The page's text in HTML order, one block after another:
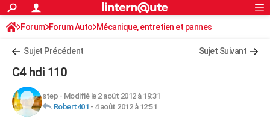
ACTUALITÉS
Politique
Société
Faits Divers
Education
Monde
Villes
+
FINANCE
Retraite
Impôts
Epargne
Immobilier
Risques naturels par ville
Banque
Assurance
Crédit
AUTO
Rechercher
S'inscrire
Connexion
Forum Forum Auto Mécanique, entretien et pannes
Sujet Précédent Sujet Suivant
C4 hdi 110
step - Modifié le 2 août 2012 à 19:31
Robert401 - 4 août 2012 à 12:51